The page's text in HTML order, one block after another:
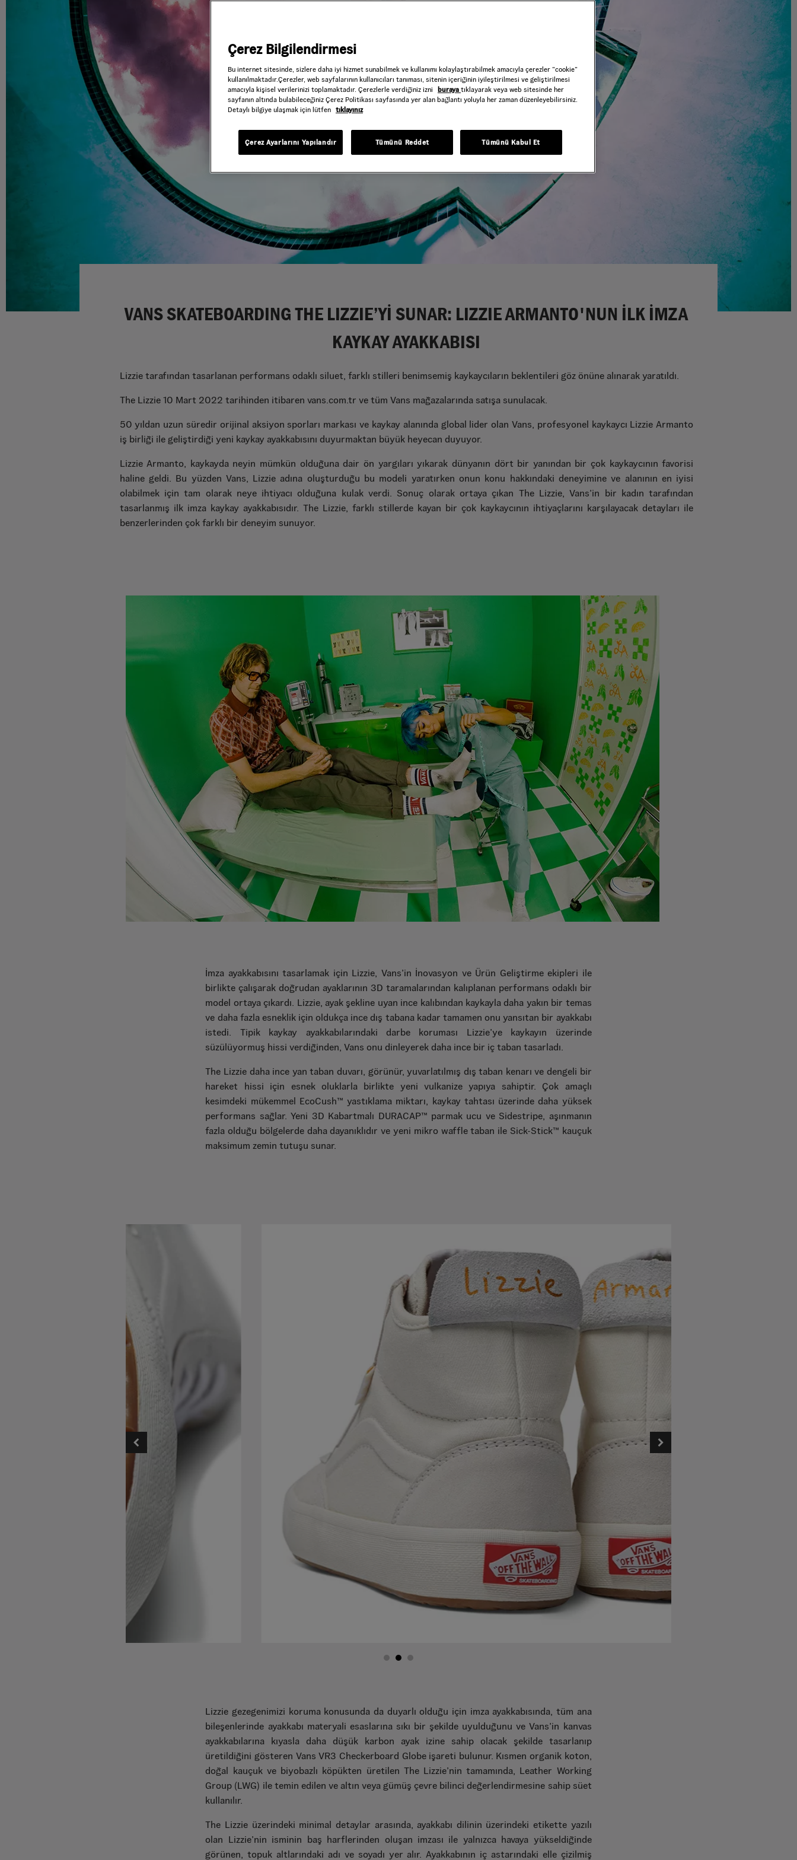
VANS SKATEBOARDING THE LIZZIE’Yİ SUNAR: LIZZIE ARMANTO'NUN İLK İMZA
KAYKAY AYAKKABISI
Lizzie tarafından tasarlanan performans odaklı siluet, farklı stilleri benimsemiş kaykaycıların beklentileri göz önüne alınarak yaratıldı.
The Lizzie 10 Mart 2022 tarihinden itibaren vans.com.tr ve tüm Vans mağazalarında satışa sunulacak.
50 yıldan uzun süredir orijinal aksiyon sporları markası ve kaykay alanında global lider olan Vans, profesyonel kaykaycı Lizzie Armanto
iş birliği ile geliştirdiği yeni kaykay ayakkabısını duyurmaktan büyük heyecan duyuyor.
Lizzie Armanto, kaykayda neyin mümkün olduğuna dair ön yargıları yıkarak dünyanın dört bir yanından bir çok kaykaycının favorisi
haline geldi. Bu yüzden Vans, Lizzie adına oluşturduğu bu modeli yaratırken onun konu hakkındaki deneyimine ve alanının en iyisi
olabilmek için tam olarak neye ihtiyacı olduğuna kulak verdi. Sonuç olarak ortaya çıkan The Lizzie, Vans’in bir kadın tarafından
tasarlanmış ilk imza kaykay ayakkabısıdır. The Lizzie, farklı stillerde kayan bir çok kaykaycının ihtiyaçlarını karşılayacak detayları ile
benzerlerinden çok farklı bir deneyim sunuyor.
İmza ayakkabısını tasarlamak için Lizzie, Vans’in İnovasyon ve Ürün Geliştirme ekipleri ile
birlikte çalışarak doğrudan ayaklarının 3D taramalarından kalıplanan performans odaklı bir
model ortaya çıkardı. Lizzie, ayak şekline uyan ince kalıbından kaykayla daha yakın bir temas
ve daha fazla esneklik için oldukça ince dış tabana kadar tamamen onu yansıtan bir ayakkabı
istedi. Tipik kaykay ayakkabılarındaki darbe koruması Lizzie’ye kaykayın üzerinde
süzülüyormuş hissi verdiğinden, Vans onu dinleyerek daha ince bir iç taban tasarladı.
The Lizzie daha ince yan taban duvarı, görünür, yuvarlatılmış dış taban kenarı ve dengeli bir
hareket hissi için esnek oluklarla birlikte yeni vulkanize yapıya sahiptir. Çok amaçlı
kesimdeki mükemmel EcoCush™ yastıklama miktarı, kaykay tahtası üzerinde daha yüksek
performans sağlar. Yeni 3D Kabartmalı DURACAP™ parmak ucu ve Sidestripe, aşınmanın
fazla olduğu bölgelerde daha dayanıklıdır ve yeni mikro waffle taban ile Sick-Stick™ kauçuk
maksimum zemin tutuşu sunar.
Lizzie gezegenimizi koruma konusunda da duyarlı olduğu için imza ayakkabısında, tüm ana
bileşenlerinde ayakkabı materyali esaslarına sıkı bir şekilde uyulduğunu ve Vans’in kanvas
ayakkabılarına kıyasla daha düşük karbon ayak izine sahip olacak şekilde tasarlanıp
üretildiğini gösteren Vans VR3 Checkerboard Globe işareti bulunur. Kısmen organik koton,
doğal kauçuk ve biyobazlı köpükten üretilen The Lizzie’nin tamamında, Leather Working
Group (LWG) ile temin edilen ve altın veya gümüş çevre bilinci değerlendirmesine sahip süet
kullanılır.
The Lizzie üzerindeki minimal detaylar arasında, ayakkabı dilinin üzerindeki etikette yazılı
olan Lizzie’nin isminin baş harflerinden oluşan imzası ile yalnızca havaya yükseldiğinde
görünen, topuk altlarındaki adı ve soyadı yer alır. Ayakkabının iç astarındaki elle çizilmiş
Çerez Bilgilendirmesi
Bu internet sitesinde, sizlere daha iyi hizmet sunabilmek ve kullanımı kolaylaştırabilmek amacıyla çerezler ”cookie”
kullanılmaktadır.Çerezler, web sayfalarının kullanıcıları tanıması, sitenin içeriğinin iyileştirilmesi ve geliştirilmesi
amacıyla kişisel verilerinizi toplamaktadır. Çerezlerle verdiğiniz izni
buraya tıklayarak veya web sitesinde her
sayfanın altında bulabileceğiniz Çerez Politikası sayfasında yer alan bağlantı yoluyla her zaman düzenleyebilirsiniz.
Detaylı bilgiye ulaşmak için lütfen tıklayınız
Tümünü Reddet Tümünü Kabul Et
Çerez Ayarlarını Yapılandır